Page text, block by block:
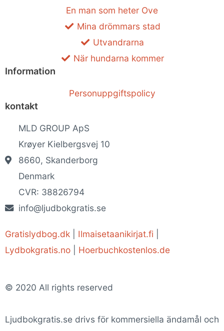
En man som heter Ove
Mina drömmars stad
Utvandrarna
När hundarna kommer
Information
Personuppgiftspolicy
kontakt
MLD GROUP ApS
Krøyer Kielbergsvej 10
8660, Skanderborg
Denmark
CVR: 38826794
info@ljudbokgratis.se
Gratislydbog.dk Ilmaisetaanikirjat.fi
Lydbokgratis.no
Hoerbuchkostenlos.de
© 2020 All rights reserved
Ljudbokgratis.se drivs för kommersiella ändamål och